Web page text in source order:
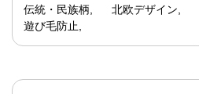
伝統・民族柄
北欧デザイン
遊び毛防止